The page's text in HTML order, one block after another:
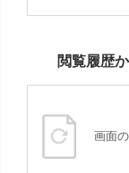
閲覧履歴
画面